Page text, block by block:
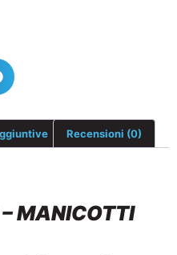
Recensioni (0)
MANICOTTI